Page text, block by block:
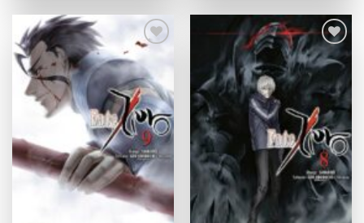
à la
wishlist
Ajouter
à la
wishlist